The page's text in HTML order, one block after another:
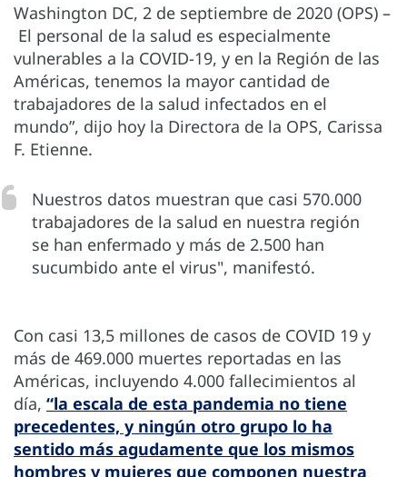
Washington DC, 2 de septiembre de 2020 (OPS) –
El personal de la salud es especialmente
vulnerables a la COVID-19, y en la Región de las
Américas, tenemos la mayor cantidad de
trabajadores de la salud infectados en el
mundo”, dijo hoy la Directora de la OPS, Carissa
F. Etienne.
Nuestros datos muestran que casi 570.000
trabajadores de la salud en nuestra región
se han enfermado y más de 2.500 han
sucumbido ante el virus", manifestó.
Con casi 13,5 millones de casos de COVID 19 y
más de 469.000 muertes reportadas en las
Américas, incluyendo 4.000 fallecimientos al
día, “la escala de esta pandemia no tiene
precedentes, y ningún otro grupo lo ha
sentido más agudamente que los mismos
hombres y mujeres que componen nuestra